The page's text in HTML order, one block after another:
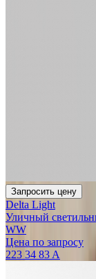
Запросить цену
Delta Light
Уличный
WW
Цена по запросу
223 34 83 A